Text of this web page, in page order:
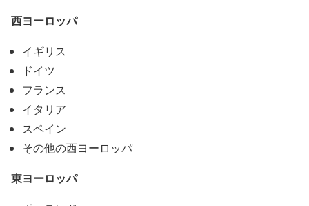
西ヨーロッパ
イギリス
ドイツ
フランス
イタリア
スペイン
その他の西ヨーロッパ
東ヨーロッパ